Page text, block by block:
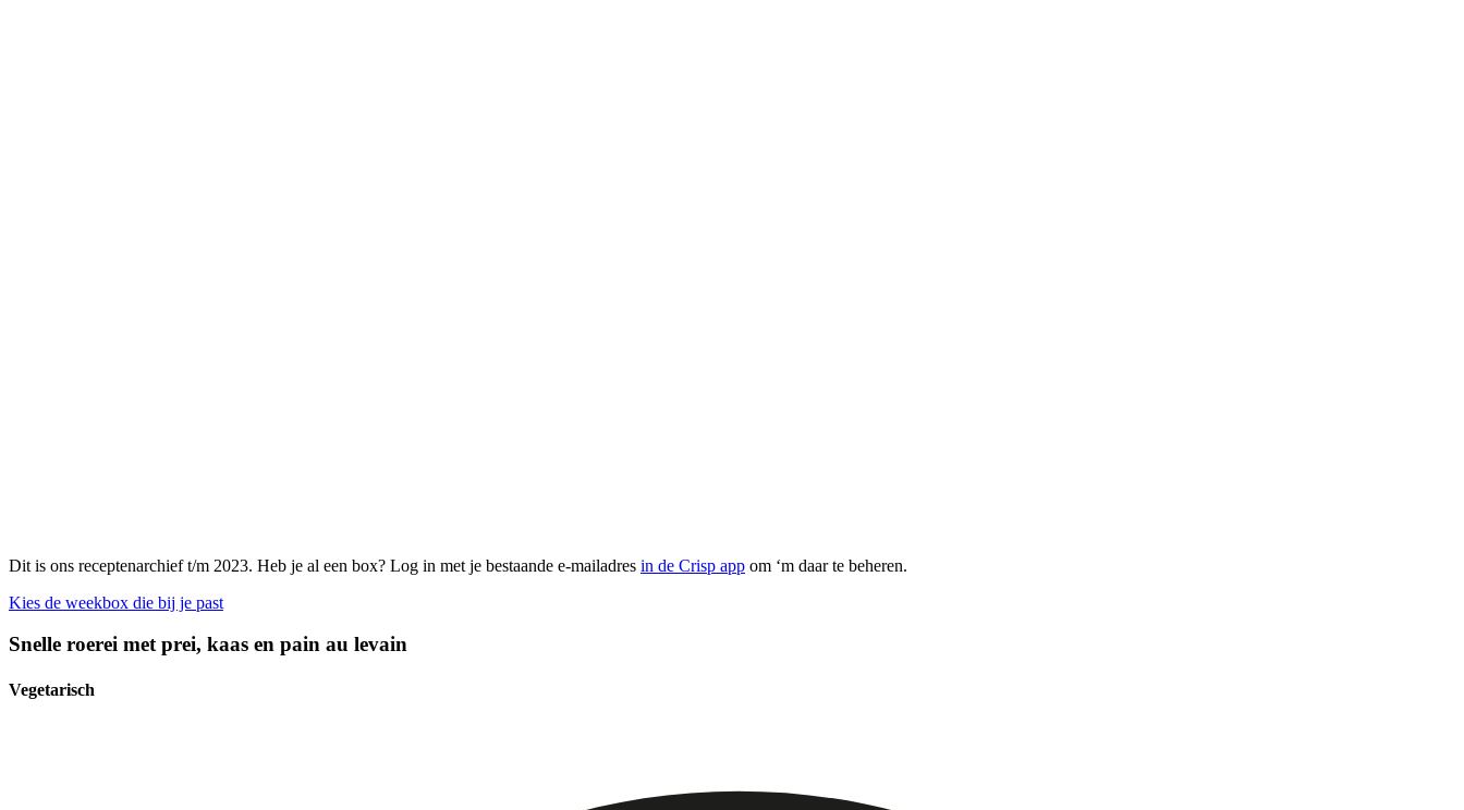
Dit is ons receptenarchief t/m 2023. Heb je al een box? Log in met je bestaande e-mailadres in de Crisp app om ‘m daar te beheren.
Kies de weekbox die bij je past
Snelle roerei met prei, kaas en pain au levain
Vegetarisch